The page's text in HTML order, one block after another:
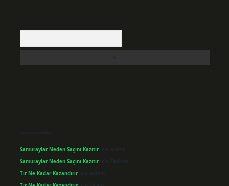
Son yorumlar
Samuraylar Neden Saçını Kazıtıriçin admin
Samuraylar Neden Saçını Kazıtıriçin Fadime
Tır Ne Kadar Kazandırıriçin admin